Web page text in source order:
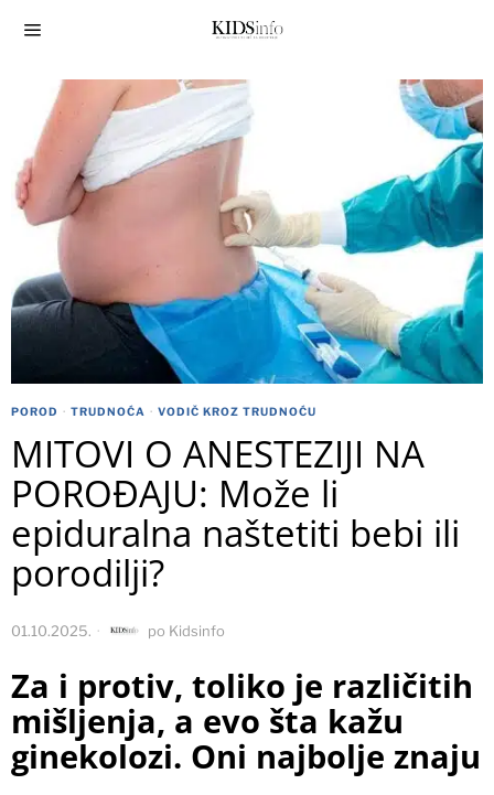
POROD · TRUDNOĆA · VODIČ KROZ TRUDNOĆU
MITOVI O ANESTEZIJI NA
POROĐAJU: Može li
epiduralna naštetiti bebi ili
porodilji?
01.10.2025. po Kidsinfo
Za i protiv, toliko je različitih
mišljenja, a evo šta kažu
ginekolozi. Oni najbolje znaju